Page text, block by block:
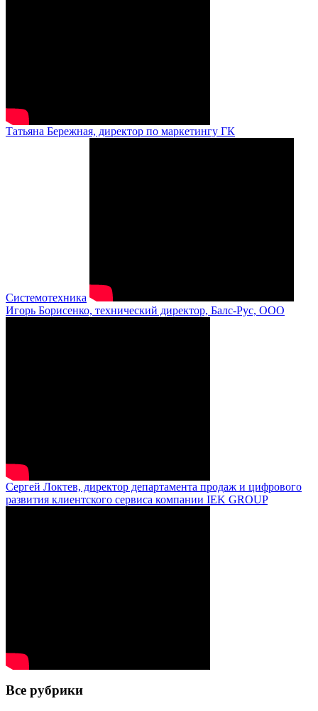
Татьяна Бережная, директор по маркетингу ГК
Системотехника
Игорь Борисенко, технический директор, Балс-Рус, ООО
Сергей Локтев, директор департамента продаж и цифрового
развития клиентского сервиса компании IEK GROUP
Все рубрики